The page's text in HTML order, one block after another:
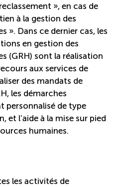
tourisme
», en cas de
à la gestion des
». Dans ce dernier cas, les
en gestion des
(GRH) sont la réalisation
aux services de
des mandats de
les démarches
personnalisé de type
et l’aide à la mise sur pied
humaines.
les activités de